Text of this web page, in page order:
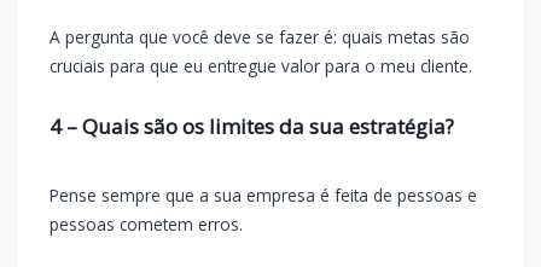
A pergunta que você deve se fazer é: quais metas são
cruciais para que eu entregue valor para o meu cliente.
4 – Quais são os limites da sua estratégia?
Pense sempre que a sua empresa é feita de pessoas e
pessoas cometem erros.